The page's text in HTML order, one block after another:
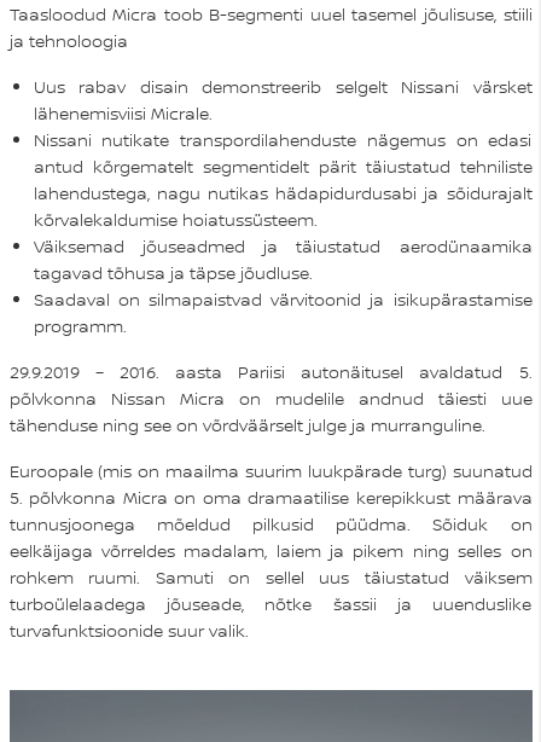
Taasloodud Micra toob B-segmenti uuel tasemel jõulisuse, stiili
ja tehnoloogia
Uus rabav disain demonstreerib selgelt Nissani värsket
lähenemisviisi Micrale.
Nissani nutikate transpordilahenduste nägemus on edasi
antud kõrgematelt segmentidelt pärit täiustatud tehniliste
lahendustega, nagu nutikas hädapidurdusabi ja sõidurajalt
kõrvalekaldumise hoiatussüsteem.
Väiksemad jõuseadmed ja täiustatud aerodünaamika
tagavad tõhusa ja täpse jõudluse.
Saadaval on silmapaistvad värvitoonid ja isikupärastamise
programm.
29.9.2019 – 2016. aasta Pariisi autonäitusel avaldatud 5.
põlvkonna Nissan Micra on mudelile andnud täiesti uue
tähenduse ning see on võrdväärselt julge ja murranguline.
Euroopale (mis on maailma suurim luukpärade turg) suunatud
5. põlvkonna Micra on oma dramaatilise kerepikkust määrava
tunnusjoonega mõeldud pilkusid püüdma. Sõiduk on
eelkäijaga võrreldes madalam, laiem ja pikem ning selles on
rohkem ruumi. Samuti on sellel uus täiustatud väiksem
turboülelaadega jõuseade, nõtke šassii ja uuenduslike
turvafunktsioonide suur valik.